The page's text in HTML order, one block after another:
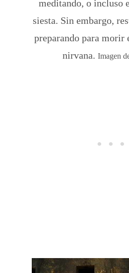
meditando, o incluso
siesta. Sin embargo,
preparando para morir
nirvana. Imagen